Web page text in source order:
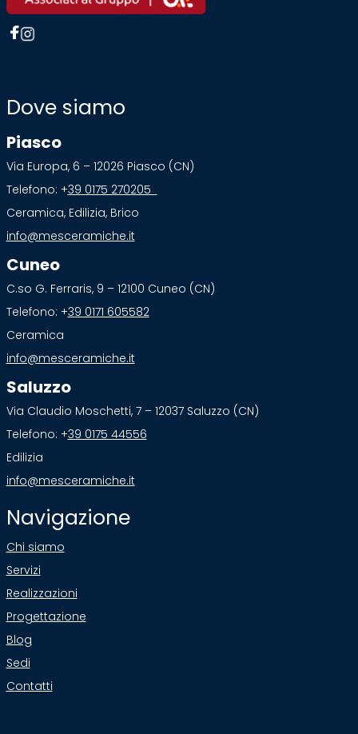
Dove siamo
Piasco
Via Europa, 6 – 12026 Piasco (CN)
Telefono: +39 0175 270205
Ceramica, Edilizia, Brico
info@mesceramiche.it
Cuneo
C.so G. Ferraris, 9 – 12100 Cuneo (CN)
Telefono: +39 0171 605582
Ceramica
info@mesceramiche.it
Saluzzo
Via Claudio Moschetti, 7 – 12037 Saluzzo (CN)
Telefono: +39 0175 44556
Edilizia
info@mesceramiche.it
Navigazione
Chi siamo
Servizi
Realizzazioni
Progettazione
Blog
Sedi
Contatti